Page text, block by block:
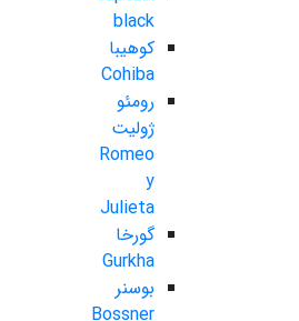
black
کوهیبا
Cohiba
رومئو
ژولیت
Romeo
y
Julieta
گورخا
Gurkha
بوسنر
Bossner